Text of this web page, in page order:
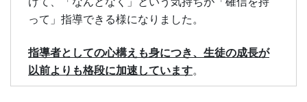
って」指導できる様になりました。
指導者としての心構えも身につき、生徒の成長が
以前よりも格段に加速しています。